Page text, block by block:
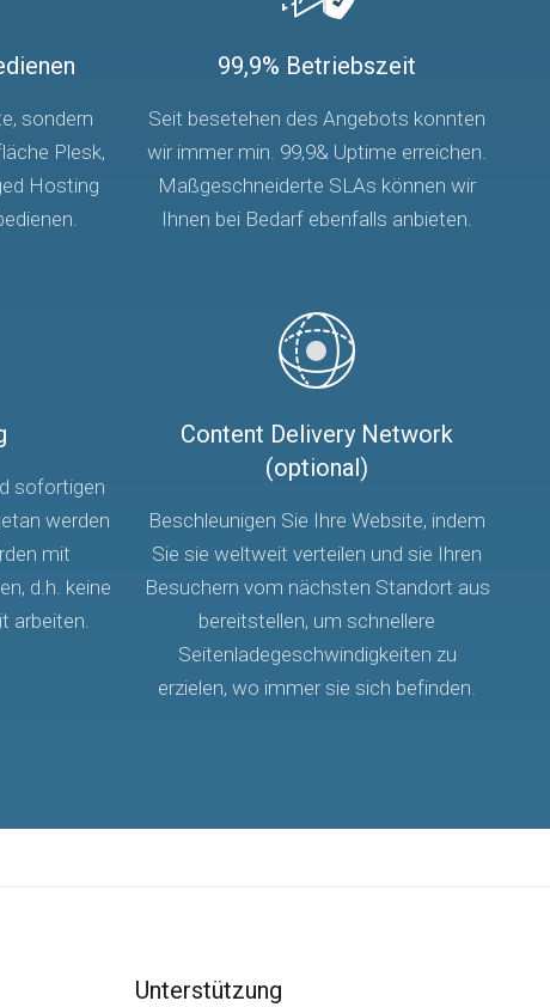
sondern
Plesk,
Hosting
99,9% Betriebszeit
Seit besetehen des Angebots konnten
wir immer min. 99,9& Uptime erreichen.
Maßgeschneiderte SLAs können wir
Ihnen bei Bedarf ebenfalls anbieten.
sofortigen
werden
mit
d.h. keine
arbeiten.
Content Delivery Network
(optional)
Beschleunigen Sie Ihre Website, indem
Sie sie weltweit verteilen und sie Ihren
Besuchern vom nächsten Standort aus
bereitstellen, um schnellere
Seitenladegeschwindigkeiten zu
erzielen, wo immer sie sich befinden.
Unterstützung